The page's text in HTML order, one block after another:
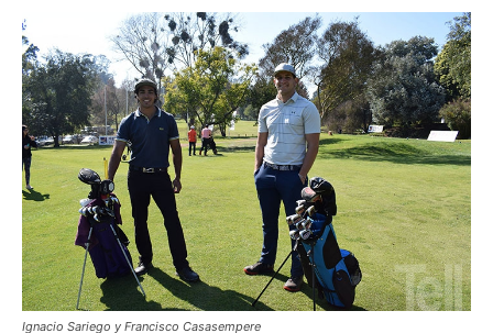
Ignacio Sariego y Francisco Casasempere